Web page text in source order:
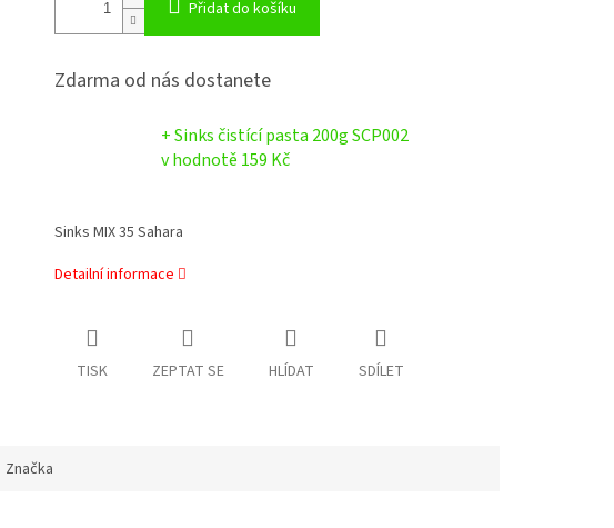
A
Přidat do košíku
Zdarma od nás dostanete
+ Sinks čistící pasta 200g SCP002
v hodnotě 159 Kč
Sinks MIX 35 Sahara
Detailní informace
TISK ZEPTAT SE HLÍDAT SDÍLET
Značka